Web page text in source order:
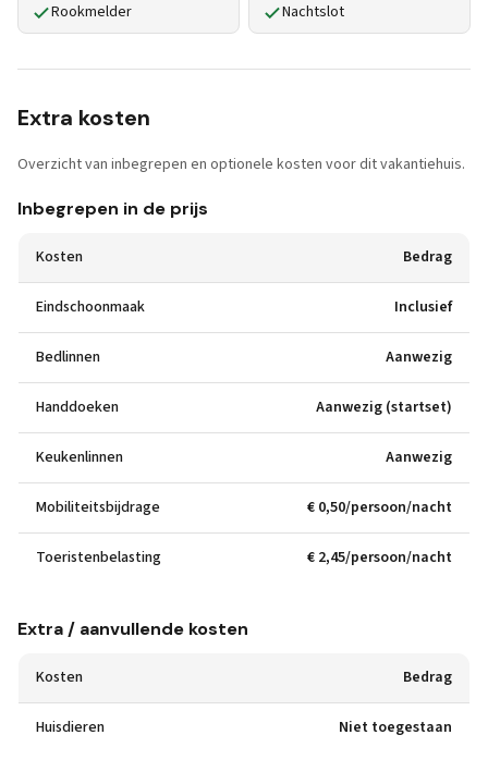
Rookmelder Nachtslot
Extra kosten
Overzicht van inbegrepen en optionele kosten voor dit vakantiehuis.
Inbegrepen in de prijs
Kosten Bedrag
Eindschoonmaak Inclusief
Bedlinnen Aanwezig
Handdoeken Aanwezig (startset)
Keukenlinnen Aanwezig
Mobiliteitsbijdrage € 0,50/persoon/nacht
Toeristenbelasting € 2,45/persoon/nacht
Extra / aanvullende kosten
Kosten Bedrag
Huisdieren Niet toegestaan